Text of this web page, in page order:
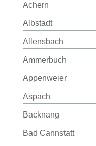
Achern
Albstadt
Allensbach
Ammerbuch
Appenweier
Aspach
Backnang
Bad Cannstatt